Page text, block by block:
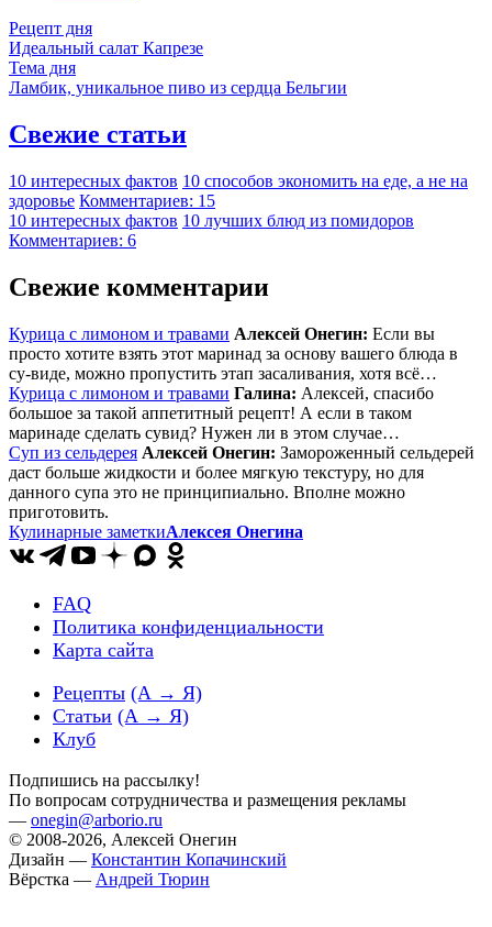
Рецепт дня
Идеальный салат Капрезе
Тема дня
Ламбик, уникальное пиво из сердца Бельгии
Свежие статьи
10 интересных фактов 10 способов экономить на еде, а не на
здоровье Комментариев: 15
10 интересных фактов 10 лучших блюд из помидоров
Комментариев: 6
Свежие комментарии
Курица с лимоном и травами Алексей Онегин: Если вы
просто хотите взять этот маринад за основу вашего блюда в
су-виде, можно пропустить этап засаливания, хотя всё…
Курица с лимоном и травами Галина: Алексей, спасибо
большое за такой аппетитный рецепт! А если в таком
маринаде сделать сувид? Нужен ли в этом случае…
Суп из сельдерея Алексей Онегин: Замороженный сельдерей
даст больше жидкости и более мягкую текстуру, но для
данного супа это не принципиально. Вполне можно
приготовить.
Кулинарные заметкиАлексея Онегина
FAQ
Политика конфиденциальности
Карта сайта
Рецепты (А → Я)
Статьи (А → Я)
Клуб
Подпишись на рассылку!
По вопросам сотрудничества и размещения рекламы
— onegin@arborio.ru
© 2008-2026, Алексей Онегин
Дизайн — Константин Копачинский
Вёрстка — Андрей Тюрин